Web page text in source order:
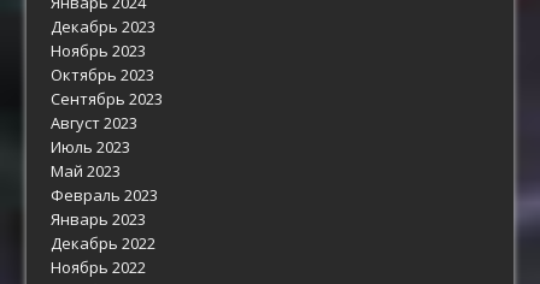
Декабрь 2023
Ноябрь 2023
Октябрь 2023
Сентябрь 2023
Август 2023
Июль 2023
Май 2023
Февраль 2023
Январь 2023
Декабрь 2022
Ноябрь 2022